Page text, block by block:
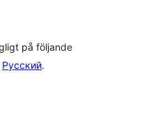
på följande
Русский.